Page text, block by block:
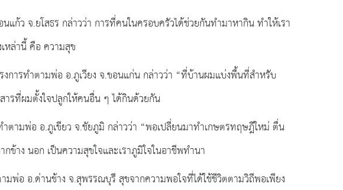
ก้ว จ.ยโสธร กล่าวว่า การที่คนในครอบครัวได้ช่วยกันทำมาหากิน ทำให้เรา
หล่านี้ คือ ความสุข
การทำตามพ่อ อ.ภูเวียง จ.ขอนแก่น กล่าวว่า “ที่บ้านผมแบ่งพื้นที่สำหรับ
ารที่ผมตั้งใจปลูกให้คนอื่น ๆ ได้กินด้วยกัน
ตามพ่อ อ.ภูเขียว จ.ชัยภูมิ กล่าวว่า “พอเปลี่ยนมาทำเกษตรทฤษฎีใหม่ ตื่น
ข้าง นอก เป็นความสุขใจและเราภูมิใจในอาชีพทำนา
พ่อ อ.ด่านช้าง จ.สุพรรณบุรี สุขจากความพอใจที่ได้ใช้ชีวิตตามวิถีพอเพียง